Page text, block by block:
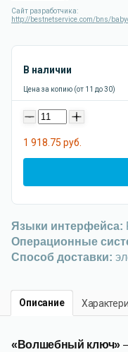
Сайт разработчика:
http://bestnetservice.com/bns/
В наличии
Цена за копию (от 11 до 30)
- +
1 918.75 руб.
Языки интерфейса:
Операционные
Способ доставки:
Описание
«Волшебный ключ»